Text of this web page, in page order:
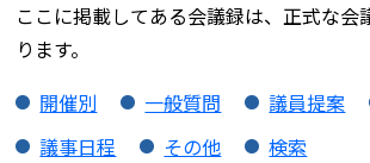
ここに掲載してある会議録は、正式な会
ります。
開催別
一般質問 議員提案
議事日程
その他 検索